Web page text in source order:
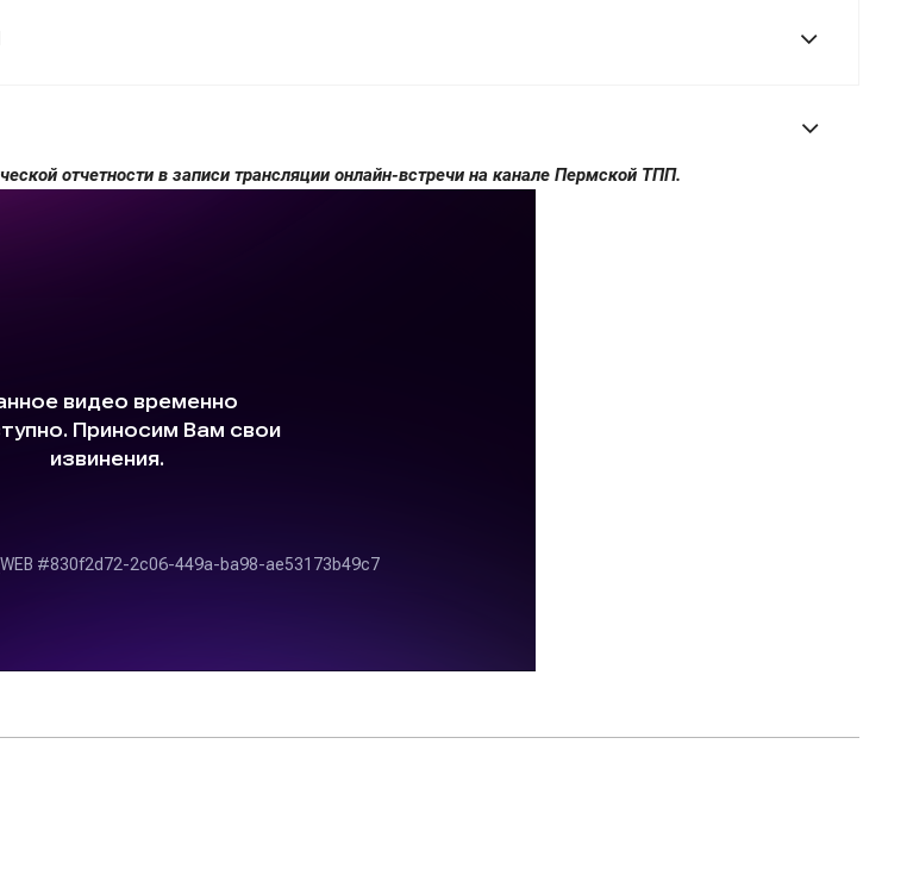
отчетности в записи трансляции онлайн-встречи на канале Пермской ТПП.